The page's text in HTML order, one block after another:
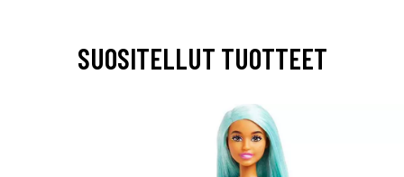
SUOSITELLUT TUOTTEET